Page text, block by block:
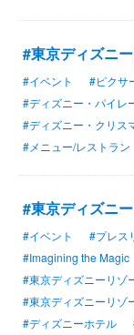
#東京ディズニ
#イベント #ピクサ
#ディズニー・パイレ
#ディズニー・クリス
#メニュー/レストラン
#東京ディズニ
#イベント #プレス
#Imagining the Magic
#東京ディズニーリゾ
#東京ディズニーリゾ
#ディズニーホテル